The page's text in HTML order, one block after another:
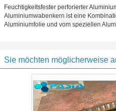
Feuchtigkeitsfester perforierter
Aluminiumwabenkern ist eine
Aluminiumfolie und vom speziellen
Sie möchten möglicherweise